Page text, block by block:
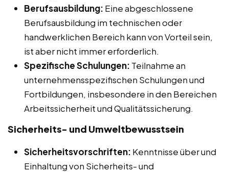
Berufsausbildung: Eine abgeschlossene
Berufsausbildung im technischen oder
handwerklichen Bereich kann von Vorteil sein,
ist aber nicht immer erforderlich.
Spezifische Schulungen: Teilnahme an
unternehmensspezifischen Schulungen und
Fortbildungen, insbesondere in den Bereichen
Arbeitssicherheit und Qualitätssicherung.
Sicherheits- und Umweltbewusstsein
Sicherheitsvorschriften: Kenntnisse über und
Einhaltung von Sicherheits- und